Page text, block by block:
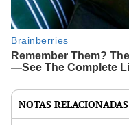
NOTAS RELACIONADAS